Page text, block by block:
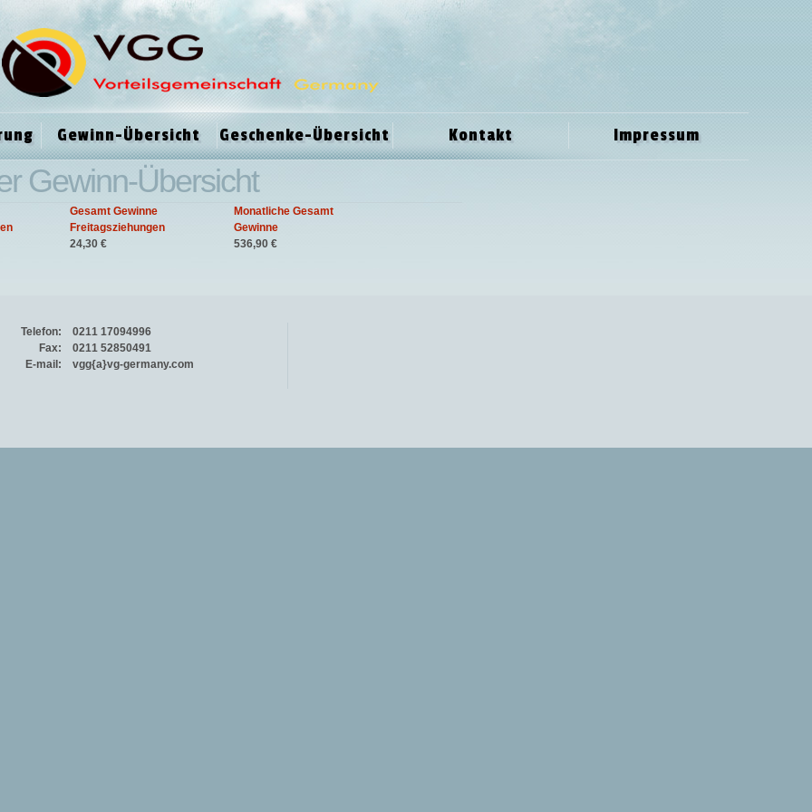
Gewinn-Übersicht Geschenke-Übersicht Kontakt Impressum
Gewinn-Übersicht
Gesamt Gewinne
Freitagsziehungen
Monatliche Gesamt
Gewinne
24,30 € 536,90 €
Telefon:
0211 17094996
Fax:
0211 52850491
E-mail:
vgg{a}vg-germany.com